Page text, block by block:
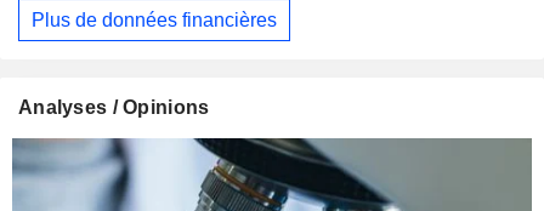
Plus de données financières
Analyses / Opinions